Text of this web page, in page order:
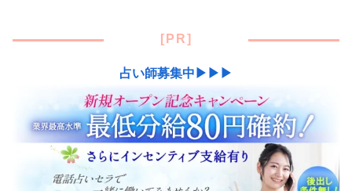
[PR]
占い師募集中▶▶▶